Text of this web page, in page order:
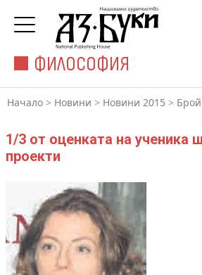
ФИЛОСОФИЯ
Начало > Новини > Новини 2015 >
1/3 от оценката на ученика
проекти